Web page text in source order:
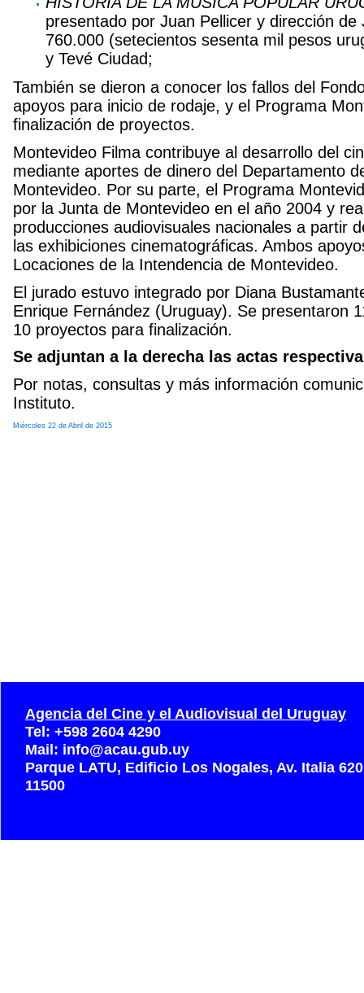
presentado por Juan Pellicer y dirección
760.000 (setecientos sesenta mil pesos
y Tevé Ciudad;
También se dieron a conocer los fallos del
apoyos para inicio de rodaje, y el Programa
finalización de proyectos.
Montevideo Filma contribuye al desarrollo del
mediante aportes de dinero del Departamento
Montevideo. Por su parte, el Programa
por la Junta de Montevideo en el año 2004 y
producciones audiovisuales nacionales a partir
las exhibiciones cinematográficas. Ambos
Locaciones de la Intendencia de Montevideo.
El jurado estuvo integrado por Diana
Enrique Fernández (Uruguay). Se presentaron
10 proyectos para finalización.
Se adjuntan a la derecha las actas
Por notas, consultas y más información
Instituto.
Miércoles 22 de Abril de 2015
Agencia del Cine y el Audiovisual del Uruguay
Tel: +598 2604 4290
Mail: info@acau.gub.uy
Parque LATU, Edificio Los Nogales, Av. Italia
11500